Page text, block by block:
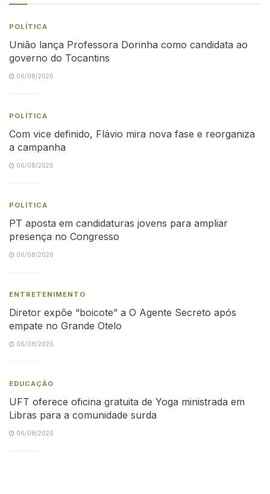
POLÍTICA
União lança Professora Dorinha como candidata ao
governo do Tocantins
06/08/2026
POLÍTICA
Com vice definido, Flávio mira nova fase e reorganiza
a campanha
06/08/2026
POLÍTICA
PT aposta em candidaturas jovens para ampliar
presença no Congresso
06/08/2026
ENTRETENIMENTO
Diretor expõe “boicote” a O Agente Secreto após
empate no Grande Otelo
06/08/2026
EDUCAÇÃO
UFT oferece oficina gratuita de Yoga ministrada em
Libras para a comunidade surda
06/08/2026